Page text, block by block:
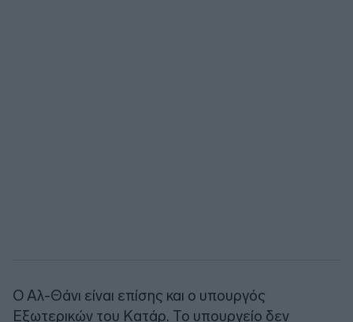
Ο Αλ-Θάνι είναι επίσης και ο υπουργός
Εξωτερικών του Κατάρ. Το υπουργείο δεν